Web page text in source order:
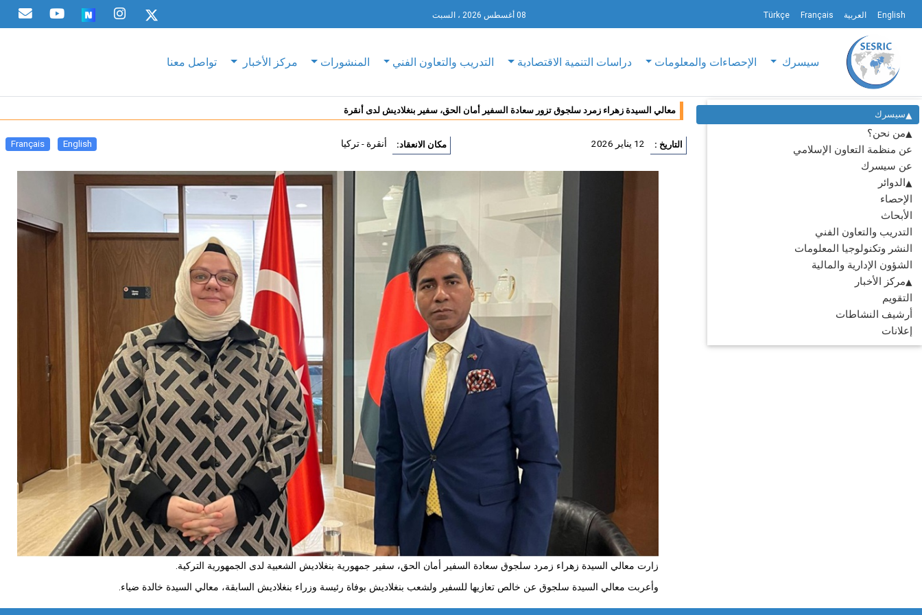
English العربية Français
Türkçe 08 أغسطس 2026 ، السبت
سيسرك الإحصاءات والمعلومات دراسات التنمية الاقتصادية التدريب والتعاون الفني المنشورات مركز الأخبار تواصل معنا
سيسرك
من نحن؟
عن منظمة التعاون الإسلامي
عن سيسرك
الدوائر
الإحصاء
الأبحاث
التدريب والتعاون الفني
النشر وتكنولوجيا المعلومات
الشؤون الإدارية والمالية
مركز الأخبار
التقويم
أرشيف النشاطات
إعلانات
معالي السيدة زهراء زمرد سلجوق تزور سعادة السفير أمان الحق، سفير بنغلاديش لدى أنقرة
التاريخ : 12 يناير 2026 مكان الانعقاد: أنقرة - تركيا English
Français
زارت معالي السيدة زهراء زمرد سلجوق سعادة السفير أمان الحق، سفير جمهورية بنغلاديش الشعبية لدى الجمهورية التركية.
وأعربت معالي السيدة سلجوق عن خالص تعازيها للسفير ولشعب بنغلاديش بوفاة رئيسة وزراء بنغلاديش السابقة، معالي السيدة خالدة ضياء.